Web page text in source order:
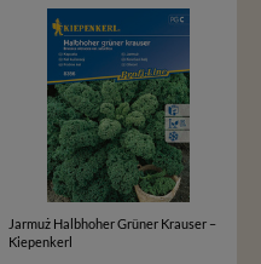
Jarmuż Halbhoher Grüner Krauser –
Kiepenkerl